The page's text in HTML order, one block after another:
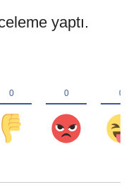
yaptı.